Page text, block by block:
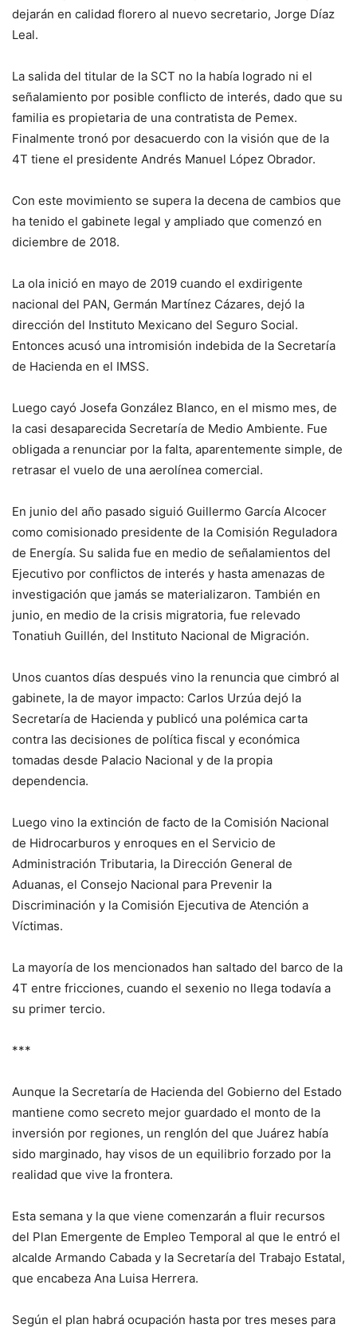
dejarán en calidad florero al nuevo secretario, Jorge Díaz
Leal.
La salida del titular de la SCT no la había logrado ni el
señalamiento por posible conflicto de interés, dado que su
familia es propietaria de una contratista de Pemex.
Finalmente tronó por desacuerdo con la visión que de la
4T tiene el presidente Andrés Manuel López Obrador.
Con este movimiento se supera la decena de cambios que
ha tenido el gabinete legal y ampliado que comenzó en
diciembre de 2018.
La ola inició en mayo de 2019 cuando el exdirigente
nacional del PAN, Germán Martínez Cázares, dejó la
dirección del Instituto Mexicano del Seguro Social.
Entonces acusó una intromisión indebida de la Secretaría
de Hacienda en el IMSS.
Luego cayó Josefa González Blanco, en el mismo mes, de
la casi desaparecida Secretaría de Medio Ambiente. Fue
obligada a renunciar por la falta, aparentemente simple, de
retrasar el vuelo de una aerolínea comercial.
En junio del año pasado siguió Guillermo García Alcocer
como comisionado presidente de la Comisión Reguladora
de Energía. Su salida fue en medio de señalamientos del
Ejecutivo por conflictos de interés y hasta amenazas de
investigación que jamás se materializaron. También en
junio, en medio de la crisis migratoria, fue relevado
Tonatiuh Guillén, del Instituto Nacional de Migración.
Unos cuantos días después vino la renuncia que cimbró al
gabinete, la de mayor impacto: Carlos Urzúa dejó la
Secretaría de Hacienda y publicó una polémica carta
contra las decisiones de política fiscal y económica
tomadas desde Palacio Nacional y de la propia
dependencia.
Luego vino la extinción de facto de la Comisión Nacional
de Hidrocarburos y enroques en el Servicio de
Administración Tributaria, la Dirección General de
Aduanas, el Consejo Nacional para Prevenir la
Discriminación y la Comisión Ejecutiva de Atención a
Víctimas.
La mayoría de los mencionados han saltado del barco de la
4T entre fricciones, cuando el sexenio no llega todavía a
su primer tercio.
***
Aunque la Secretaría de Hacienda del Gobierno del Estado
mantiene como secreto mejor guardado el monto de la
inversión por regiones, un renglón del que Juárez había
sido marginado, hay visos de un equilibrio forzado por la
realidad que vive la frontera.
Esta semana y la que viene comenzarán a fluir recursos
del Plan Emergente de Empleo Temporal al que le entró el
alcalde Armando Cabada y la Secretaría del Trabajo Estatal,
que encabeza Ana Luisa Herrera.
Según el plan habrá ocupación hasta por tres meses para